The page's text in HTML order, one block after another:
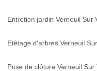
Entretien jardin Verneuil Sur
Etêtage d'arbres Verneuil
Pose de clôture Verneuil Sur